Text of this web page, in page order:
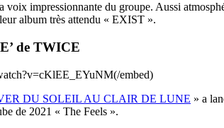
voix impressionnante du groupe. Aussi
album très attendu « EXIST ».
de TWICE
embed)
DU SOLEIL AU CLAIR DE LUNE » a
de 2021 « The Feels ».